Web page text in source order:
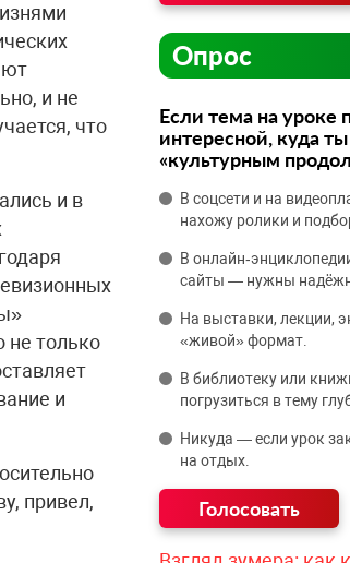
и не
что
и в
не только
и
привел,
Опрос
Если тема на уроке
интересной, куда
«культурным
В соцсети и на
нахожу ролики и
В
сайты — нужны
На выставки, лекции,
«живой» формат.
В библиотеку или
погрузиться в тему
Никуда — если урок
на отдых.